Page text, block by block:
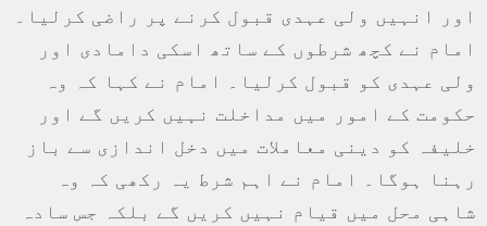
اور انہیں ولی عہدی قبول کرنے پر راضی کرلیا۔
امام نے کچھ شرطوں کے ساتھ اسکی دامادی اور
ولی عہدی کو قبول کرلیا۔ امام نے کہا کہ وہ
حکومت کے امور میں مداخلت نہیں کریں گے اور
خلیفہ کو دینی معاملات میں دخل اندازی سے باز
رہنا ہوگا۔ امام نے اہم شرط یہ رکھی کہ وہ
شاہی محل میں قیام نہیں کریں گے بلکہ جس سادہ